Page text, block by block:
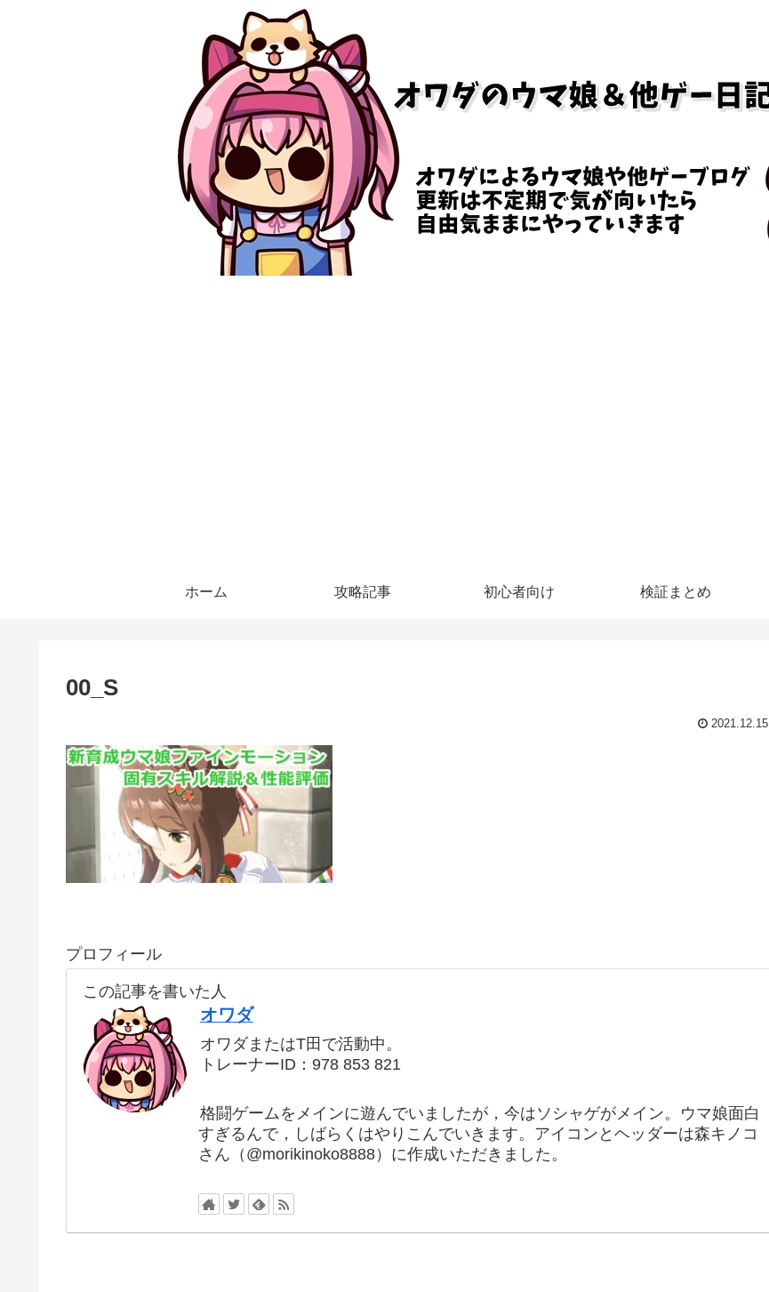
ホーム 攻略記事 初心者向け 検証まとめ
00_S
2021.12.15
プロフィール
この記事を書いた人
オワダ
オワダまたはT田で活動中。
トレーナーID：978 853 821
格闘ゲームをメインに遊んでいましたが，今はソシャゲがメイン。ウマ娘面白
すぎるんで，しばらくはやりこんでいきます。アイコンとヘッダーは森キノコ
さん（@morikinoko8888）に作成いただきました。